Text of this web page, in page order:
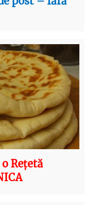
Rețetă